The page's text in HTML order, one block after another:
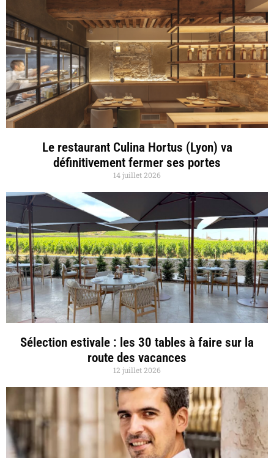
Le restaurant Culina Hortus (Lyon) va
définitivement fermer ses portes
14 juillet 2026
Sélection estivale : les 30 tables à faire sur la
route des vacances
12 juillet 2026